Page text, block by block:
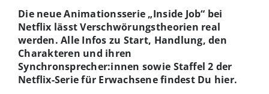
Die neue Animationsserie „Inside Job“ bei
Netflix lässt Verschwörungstheorien real
werden. Alle Infos zu Start, Handlung, den
Charakteren und ihren
Synchronsprecher:innen sowie Staffel 2 der
Netflix-Serie für Erwachsene findest Du hier.